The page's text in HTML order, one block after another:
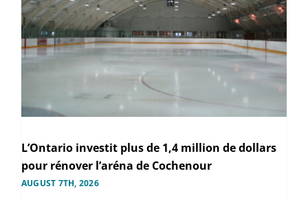
L’Ontario investit plus de 1,4 million de dollars
pour rénover l’aréna de Cochenour
AUGUST 7TH, 2026